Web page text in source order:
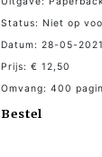
Status: Niet op
Datum: 28-05-2021
Prijs: € 12,50
Omvang: 400
Bestel